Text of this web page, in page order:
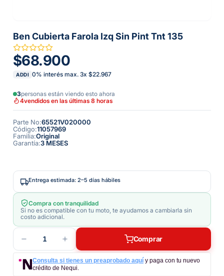
Ben Cubierta Farola Izq Sin Pint Tnt 135
$68.900
ADDI 0% interés max. 3x $22.967
3personas están viendo esto ahora
4vendidos en las últimas 8 horas
Parte No:65521V020000
Código:11057969
Familia:Original
Garantía:3 MESES
Entrega estimada: 2–5 días hábiles
Compra con tranquilidad
Si no es compatible con tu moto, te ayudamos a cambiarla sin
costo adicional.
1 Comprar
Consulta si tienes un preaprobado aquí y paga con tu nuevo
crédito de Nequi.